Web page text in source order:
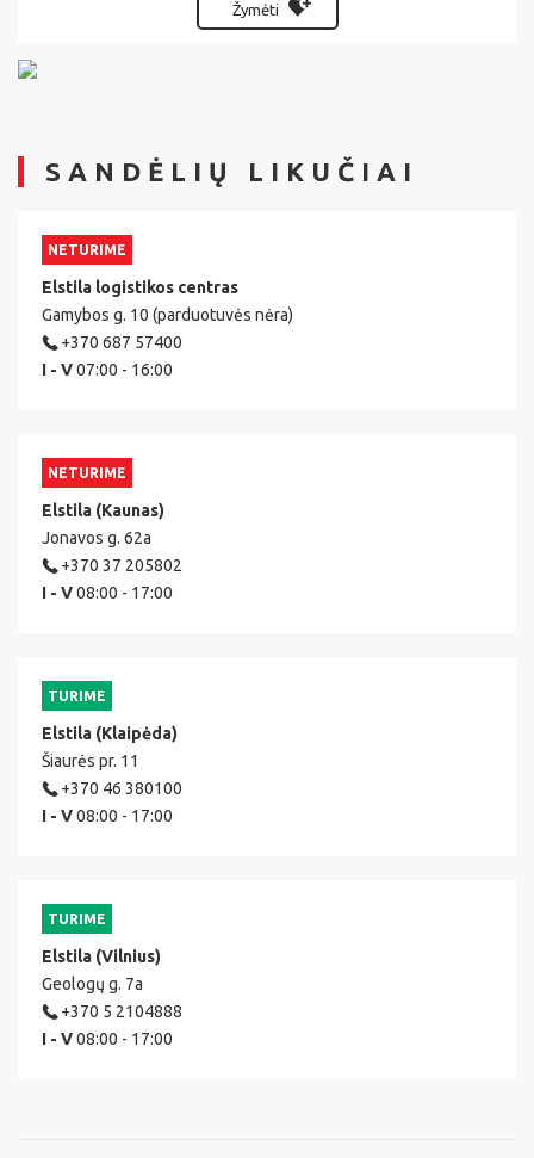
Žymėti
SANDĖLIŲ LIKUČIAI
NETURIME
Elstila logistikos centras
Gamybos g. 10 (parduotuvės nėra)
+370 687 57400
I - V07:00 - 16:00
NETURIME
Elstila (Kaunas)
Jonavos g. 62a
+370 37 205802
I - V08:00 - 17:00
TURIME
Elstila (Klaipėda)
Šiaurės pr. 11
+370 46 380100
I - V08:00 - 17:00
TURIME
Elstila (Vilnius)
Geologų g. 7a
+370 5 2104888
I - V08:00 - 17:00